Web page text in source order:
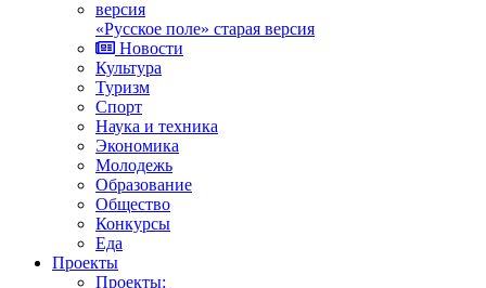
«Русское поле» старая версия
Новости
Культура
Туризм
Спорт
Наука и техника
Экономика
Молодежь
Образование
Общество
Конкурсы
Еда
Проекты
Проекты: